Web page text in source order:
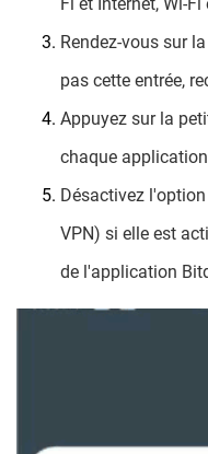
Fi et Internet, Wi-Fi
Rendez-vous sur
pas cette entrée,
Appuyez sur la
chaque
Désactivez
VPN) si elle est
de l'application